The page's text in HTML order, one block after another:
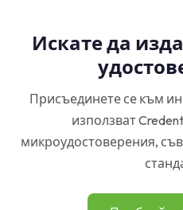
Искате да
Присъединете се към
използват
микроудостоверения,